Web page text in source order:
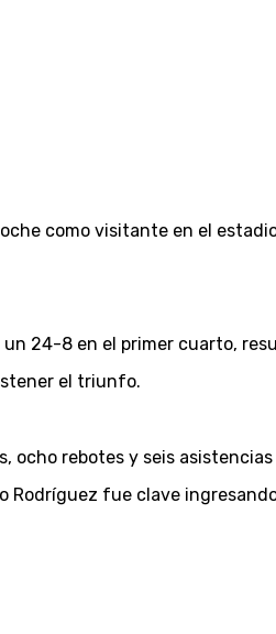
como visitante en el
24-8 en el primer cuarto,
el triunfo.
ocho rebotes y seis
fue clave